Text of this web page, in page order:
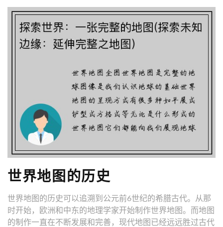
世界地图的历史
世界地图的历史可以追溯到公元前6世纪的希腊古代。从那
时开始，欧洲和中东的地理学家开始制作世界地图。而地图
的制作一直在不断发展和完善，现代地图已经远远胜过古代